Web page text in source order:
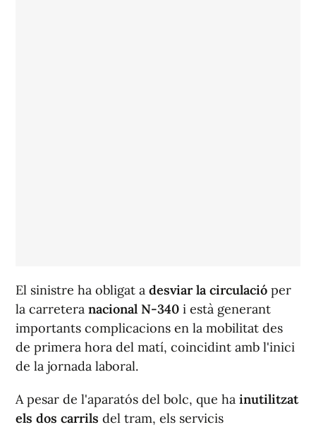
El sinistre ha obligat a desviar la circulació per
la carretera nacional N-340 i està generant
importants complicacions en la mobilitat des
de primera hora del matí, coincidint amb l'inici
de la jornada laboral.
A pesar de l'aparatós del bolc, que ha inutilitzat
els dos carrils del tram, els servicis